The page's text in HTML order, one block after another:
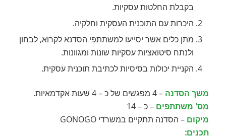
בקבלת החלטות עסקיות.
היכרות עם התוכנית העסקית וחלקיה.
מתן כלים אשר יסייעו למשתתפי הסדנא לקרוא, לבחון
ולנתח סיטואציות עסקיות שונות ומגוונות.
הקניית יכולות בסיסיות לכתיבת תוכנית עסקית.
משך הסדנה – 4 מפגשים של כ – 4 שעות אקדמאיות.
מס' משתתפים – כ – 14
מיקום – הסדנה תתקיים במשרדי GONOGO
תכנים: